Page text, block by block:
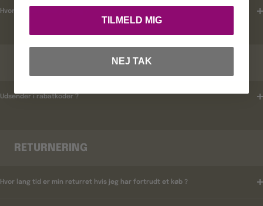
Hvordan tilmelder jeg mig ?
Udsender i rabatkoder ?
RETURNERING
Hvor lang tid er min returret hvis jeg har fortrudt et køb ?
TILMELD MIG
NEJ TAK